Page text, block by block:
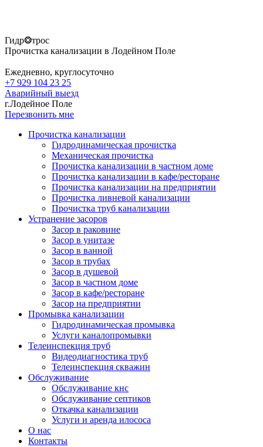
Гидр❂трос
Прочистка канализации в Лодейном Поле
Ежедневно, круглосуточно
+7 929 104 23 25
Аварийный выезд
г.Лодейное Поле
Перезвонить мне
Прочистка канализации
Гидродинамическая прочистка
Механическая прочистка
Прочистка канализации в частном доме
Прочистка канализации в кафе/ресторане
Прочистка канализации на предприятии
Прочистка ливневой канализации
Прочистка труб канализации
Устранение засоров
Засор в раковине
Засор в унитазе
Засор в ванной
Засор в трубах
Засор в душевой
Засор в частном доме
Засор в кафе/ресторане
Засор на предприятии
Промывка канализации
Гидродинамическая промывка
Услуги каналопромывки
Телеинспекция труб
Видеодиагностика труб
Телеинспекция скважин
Обслуживание
Обслуживание кнс
Обслуживание септиков
Откачка канализации
Услуги и аренда илососа
О нас
Контакты